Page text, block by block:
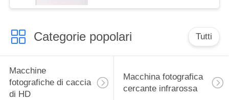
Categorie popolari Tutti
Macchine
fotografiche di caccia
di HD
Macchina fotografica
cercante infrarossa